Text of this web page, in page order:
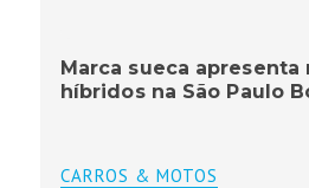
Marca sueca
híbridos na São Paulo
CARROS & MOTOS